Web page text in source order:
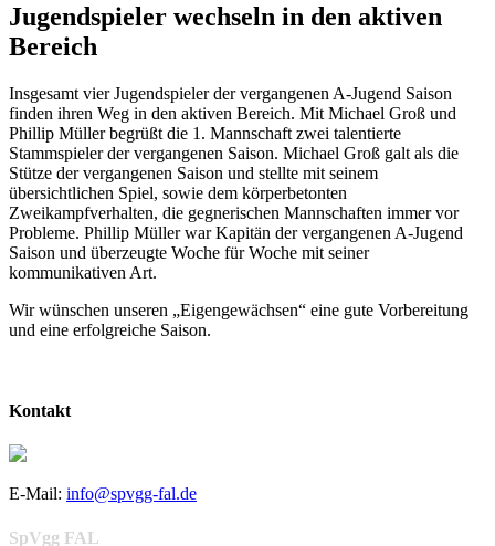
Jugendspieler wechseln in den aktiven
Bereich
Insgesamt vier Jugendspieler der vergangenen A-Jugend Saison
finden ihren Weg in den aktiven Bereich. Mit Michael Groß und
Phillip Müller begrüßt die 1. Mannschaft zwei talentierte
Stammspieler der vergangenen Saison. Michael Groß galt als die
Stütze der vergangenen Saison und stellte mit seinem
übersichtlichen Spiel, sowie dem körperbetonten
Zweikampfverhalten, die gegnerischen Mannschaften immer vor
Probleme. Phillip Müller war Kapitän der vergangenen A-Jugend
Saison und überzeugte Woche für Woche mit seiner
kommunikativen Art.
Wir wünschen unseren „Eigengewächsen“ eine gute Vorbereitung
und eine erfolgreiche Saison.
Kontakt
E-Mail: info@spvgg-fal.de
SpVgg FAL